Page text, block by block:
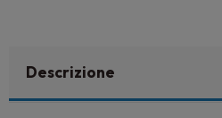
Descrizione